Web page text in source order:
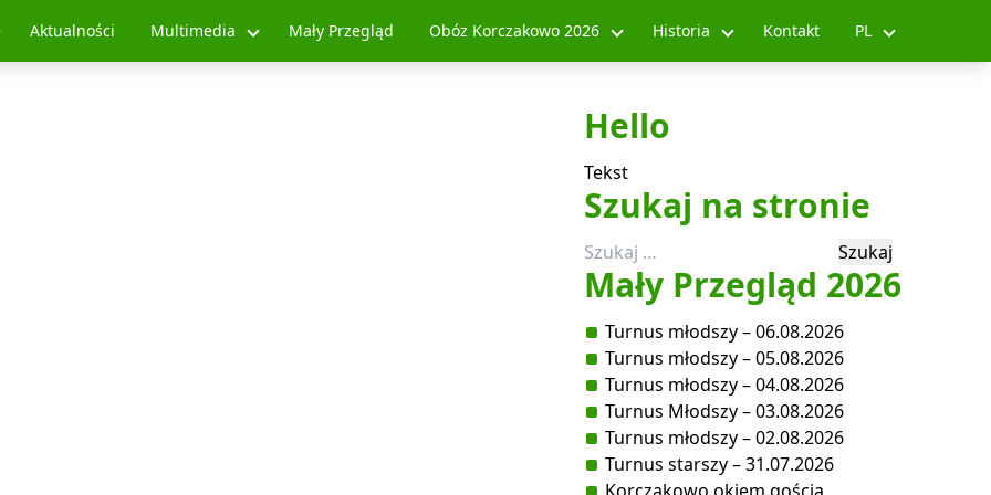
Aktualności Multimedia Mały Przegląd Obóz Korczakowo 2026 Historia Kontakt PL
Hello
Tekst
Szukaj na stronie
Szukaj:
Mały Przegląd 2026
Turnus młodszy – 06.08.2026
Turnus młodszy – 05.08.2026
Turnus młodszy – 04.08.2026
Turnus Młodszy – 03.08.2026
Turnus młodszy – 02.08.2026
Turnus starszy – 31.07.2026